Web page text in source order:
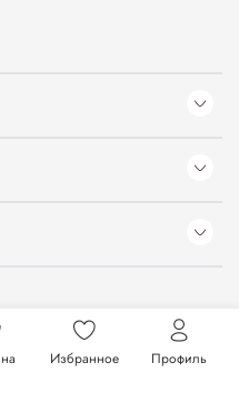
Избранное Профиль